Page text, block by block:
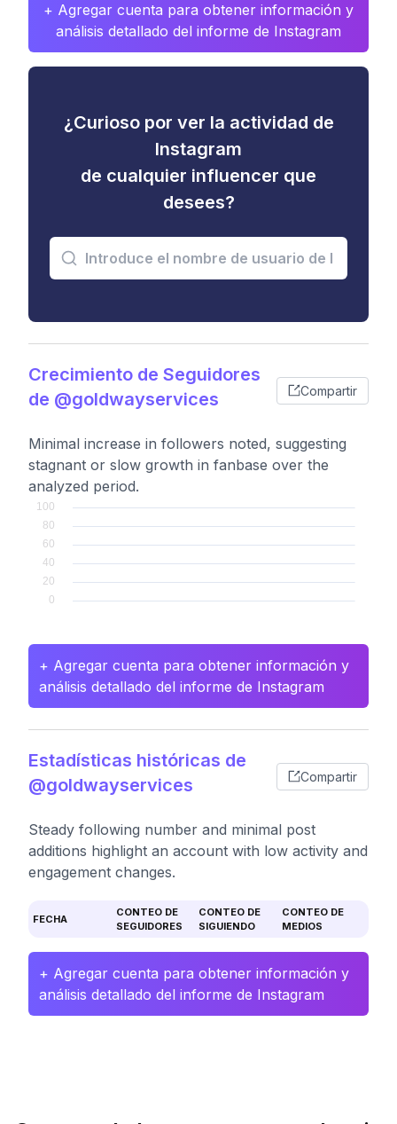
+ Agregar cuenta para obtener información y
análisis detallado del informe de Instagram
¿Curioso por ver la actividad de
Instagram
de cualquier influencer que
desees?
Crecimiento de Seguidores
de @goldwayservices
Compartir
Minimal increase in followers noted, suggesting
stagnant or slow growth in fanbase over the
analyzed period.
+ Agregar cuenta para obtener información y
análisis detallado del informe de Instagram
Estadísticas históricas de
@goldwayservices
Compartir
Steady following number and minimal post
additions highlight an account with low activity and
engagement changes.
FECHA
CONTEO DE
SEGUIDORES
CONTEO DE
SIGUIENDO
CONTEO DE
MEDIOS
+ Agregar cuenta para obtener información y
análisis detallado del informe de Instagram